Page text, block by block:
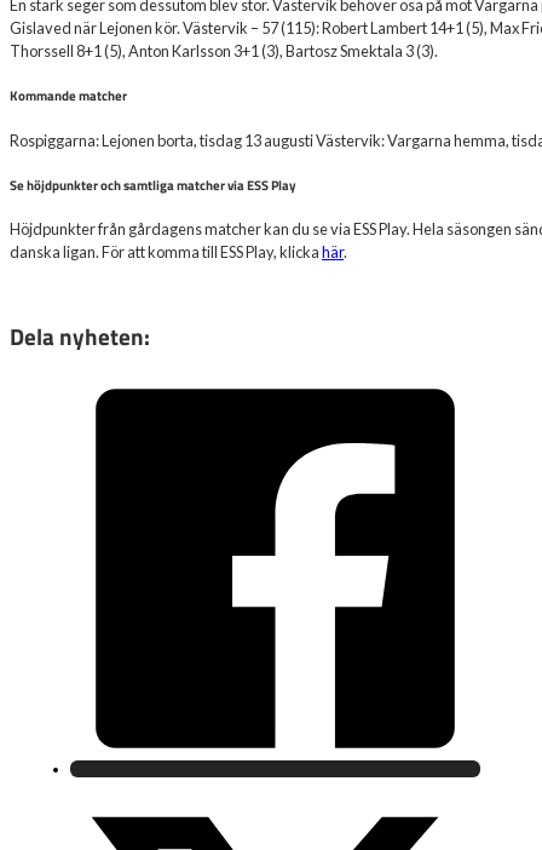
En stark seger som dessutom blev stor. Västervik behöver ösa på mot
Gislaved när Lejonen kör. Västervik – 57 (115): Robert Lambert 14+1 (5), Max
Thorssell 8+1 (5), Anton Karlsson 3+1 (3), Bartosz Smektala 3 (3).
Kommande matcher
Rospiggarna: Lejonen borta, tisdag 13 augusti Västervik: Vargarna hemma,
Se höjdpunkter och samtliga matcher via ESS Play
Höjdpunkter från gårdagens matcher kan du se via ESS Play. Hela säsongen
danska ligan. För att komma till ESS Play, klickahär.
Dela nyheten: